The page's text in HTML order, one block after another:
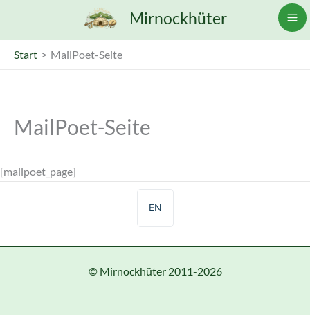
Mirnockhüter
Start MailPoet-Seite
MailPoet-Seite
[mailpoet_page]
EN
© Mirnockhüter 2011-2026